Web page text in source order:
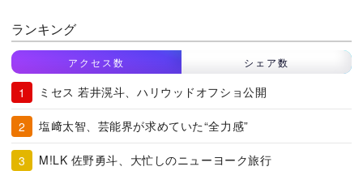
ランキング
アクセス数 シェア数
ミセス 若井滉斗、ハリウッドオフショ公開
塩﨑太智、芸能界が求めていた“全力感”
M!LK 佐野勇斗、大忙しのニューヨーク旅行